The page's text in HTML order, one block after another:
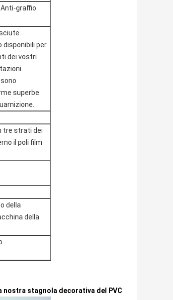
graffio
disponibili per
dei vostri
superbe
tre strati dei
il poli film
della
della
stagnola decorativa del PVC